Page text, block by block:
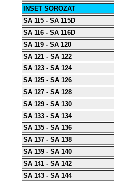
INSET SOROZAT
SA 115 - SA 115D
SA 116 - SA 116D
SA 119 - SA 120
SA 121 - SA 122
SA 123 - SA 124
SA 125 - SA 126
SA 127 - SA 128
SA 129 - SA 130
SA 133 - SA 134
SA 135 - SA 136
SA 137 - SA 138
SA 139 - SA 140
SA 141 - SA 142
SA 143 - SA 144